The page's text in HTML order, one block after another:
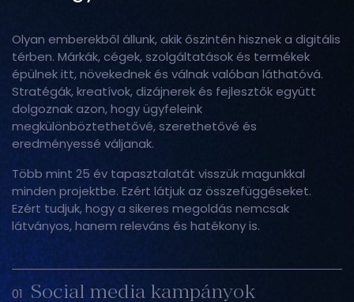
Olyan emberekből állunk, akik őszintén hisznek a digitális
térben. Márkák, cégek, szolgáltatások és termékek
épülnek itt, növekednek és válnak valóban láthatóvá.
Stratégák, kreatívok, dizájnerek és fejlesztők együtt
dolgoznak azon, hogy ügyfeleink
megkülönböztethetővé, szerethetővé és
eredményessé váljanak.
Több mint 25 év tapasztalatát visszük magunkkal
minden projektbe. Ezért látjuk az összefüggéseket.
Ezért tudjuk, hogy a sikeres megoldás nemcsak
látványos, hanem releváns és hatékony is.
01 Social media kampányok